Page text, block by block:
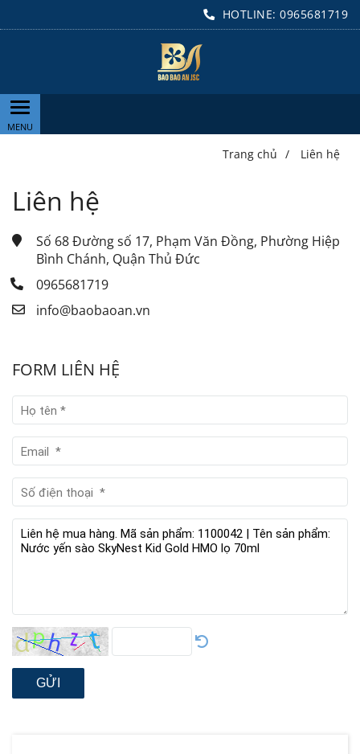
HOTLINE: 0965681719
Trang chủ / Liên hệ
Liên hệ
Số 68 Đường số 17, Phạm Văn Đồng, Phường Hiệp
Bình Chánh, Quận Thủ Đức
0965681719
info@baobaoan.vn
FORM LIÊN HỆ
GỬI